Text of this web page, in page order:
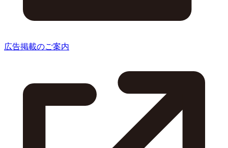
広告掲載のご案内